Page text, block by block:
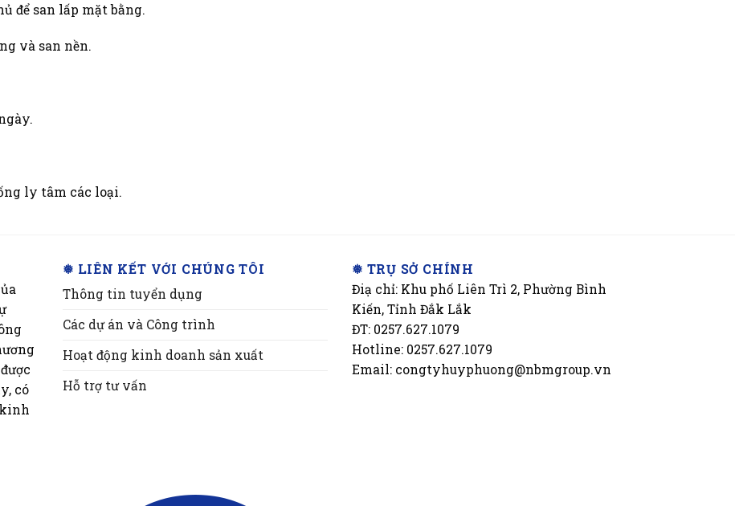
để san lấp mặt bằng.
và san nền.
ly tâm các loại.
có
❅ LIÊN KẾT VỚI CHÚNG TÔI
Thông tin tuyển dụng
Các dự án và Công trình
Hoạt động kinh doanh sản xuất
Hỗ trợ tư vấn
❅ TRỤ SỞ CHÍNH
Điạ chỉ: Khu phố Liên Trì 2, Phường Bình
Kiến, Tỉnh Đắk Lắk
ĐT: 0257.627.1079
Hotline: 0257.627.1079
Email: congtyhuyphuong@nbmgroup.vn